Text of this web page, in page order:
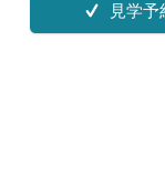
見学予